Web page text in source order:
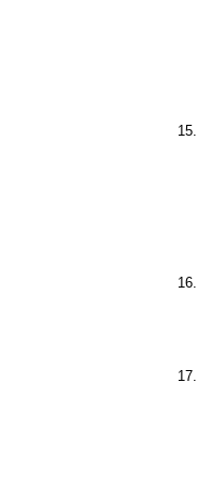
15.
16.
17.